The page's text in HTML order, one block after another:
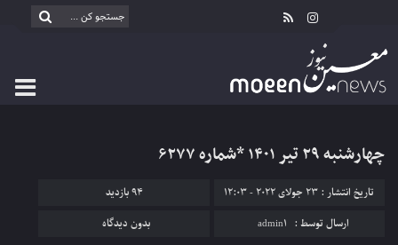
چهارشنبه ۲۹ تیر ۱۴۰۱ *شماره ۶۲۷۷
تاریخ انتشار : 23 جولای 2022 - 12:03 94 بازدید
ارسال توسط : admin1 بدون دیدگاه